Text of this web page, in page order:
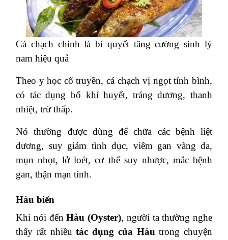
Cá chạch chính là bí quyết tăng cường sinh lý
nam hiệu quả
Theo y học cổ truyền, cá chạch vị ngọt tính bình,
có tác dụng bổ khí huyết, tráng dương, thanh
nhiệt, trừ thấp.
Nó thường được dùng để chữa các bệnh liệt
dương, suy giảm tình dục, viêm gan vàng da,
mụn nhọt, lở loét, cơ thể suy nhược, mắc bệnh
gan, thận mạn tính.
Hàu biển
Khi nói đếnHàu (Oyster), người ta thường nghe
thấy rất nhiềutác dụng của Hàu trong chuyện